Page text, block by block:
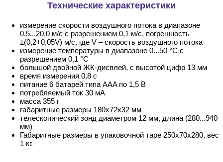
Технические характеристики
измерение скорости воздушного потока в диапазоне
0,5...20,0 м/с с разрешением 0,1 м/с, погрешность
±(0,2+0,05V) м/с, где V – скорость воздушного потока
измерение температуры в диапазоне 0...50 °С с
разрешением 0,1 °С
большой двойной ЖК-дисплей, с высотой цифр 13 мм
время измерения 0,8 с
питание 6 батарей типа AAA по 1,5 В
потребляемый ток 30 мА
масса 355 г
габаритные размеры 180х72х32 мм
телескопический зонд диаметром 12 мм, длина (280...940
мм)
Габаритные размеры в упаковочной таре 250х70х280, вес
1 кг.